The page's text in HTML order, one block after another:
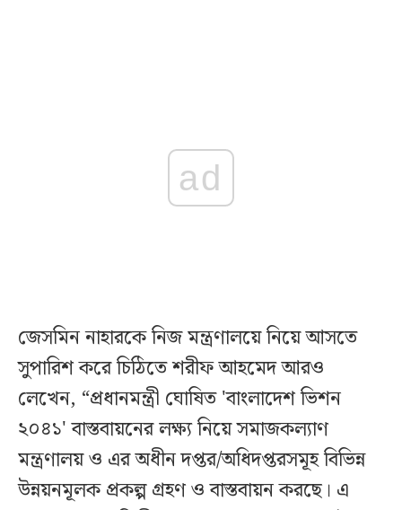
ad
জেসমিন নাহারকে নিজ মন্ত্রণালয়ে নিয়ে আসতে
সুপারিশ করে চিঠিতে শরীফ আহমেদ আরও
লেখেন, “প্রধানমন্ত্রী ঘোষিত 'বাংলাদেশ ভিশন
২০৪১' বাস্তবায়নের লক্ষ্য নিয়ে সমাজকল্যাণ
মন্ত্রণালয় ও এর অধীন দপ্তর/অধিদপ্তরসমূহ বিভিন্ন
উন্নয়নমূলক প্রকল্প গ্রহণ ও বাস্তবায়ন করছে। এ